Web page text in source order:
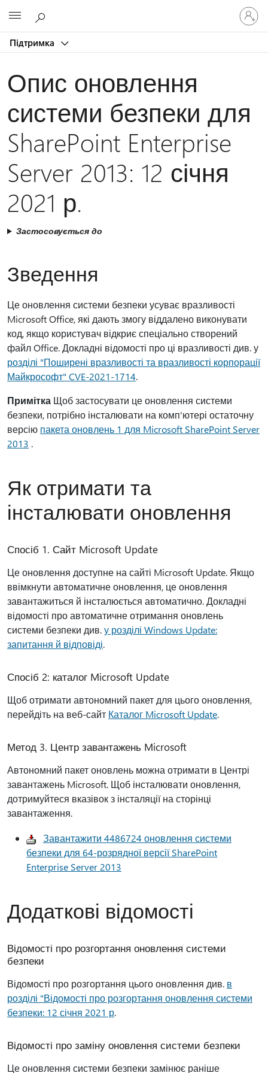
Підтримка
Увійдіть
свій
запис
Опис оновлення
системи безпеки для
SharePoint Enterprise
Server 2013: 12 січня
2021 р.
Застосовується до
Зведення
Це оновлення системи безпеки усуває вразливості
Microsoft Office, які дають змогу віддалено виконувати
код, якщо користувач відкриє спеціально створений
файл Office. Докладні відомості про ці вразливості див. у
розділі "Поширені вразливості та вразливості корпорації
Майкрософт" CVE-2021-1714.
Примітка Щоб застосувати це оновлення системи
безпеки, потрібно інсталювати на комп'ютері остаточну
версію пакета оновлень 1 для Microsoft SharePoint Server
2013 .
Як отримати та
інсталювати оновлення
Спосіб 1. Сайт Microsoft Update
Це оновлення доступне на сайті Microsoft Update. Якщо
ввімкнути автоматичне оновлення, це оновлення
завантажиться й інсталюється автоматично. Докладні
відомості про автоматичне отримання оновлень
системи безпеки див.у розділі Windows Update:
запитання й відповіді.
Спосіб 2: каталог Microsoft Update
Щоб отримати автономний пакет для цього оновлення,
перейдіть на веб-сайт Каталог Microsoft Update.
Метод 3. Центр завантажень Microsoft
Автономний пакет оновлень можна отримати в Центрі
завантажень Microsoft. Щоб інсталювати оновлення,
дотримуйтеся вказівок з інсталяції на сторінці
завантаження.
Завантажити 4486724 оновлення системи
безпеки для 64-розрядної версії SharePoint
Enterprise Server 2013
Додаткові відомості
Відомості про розгортання оновлення системи
безпеки
Відомості про розгортання цього оновлення див. в
розділі "Відомості про розгортання оновлення системи
безпеки: 12 січня 2021 р.
Відомості про заміну оновлення системи безпеки
Це оновлення системи безпеки замінює раніше